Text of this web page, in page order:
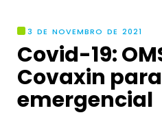
3 DE NOVEMBRO DE 2021
Covid-19:
Covaxin
emergencial